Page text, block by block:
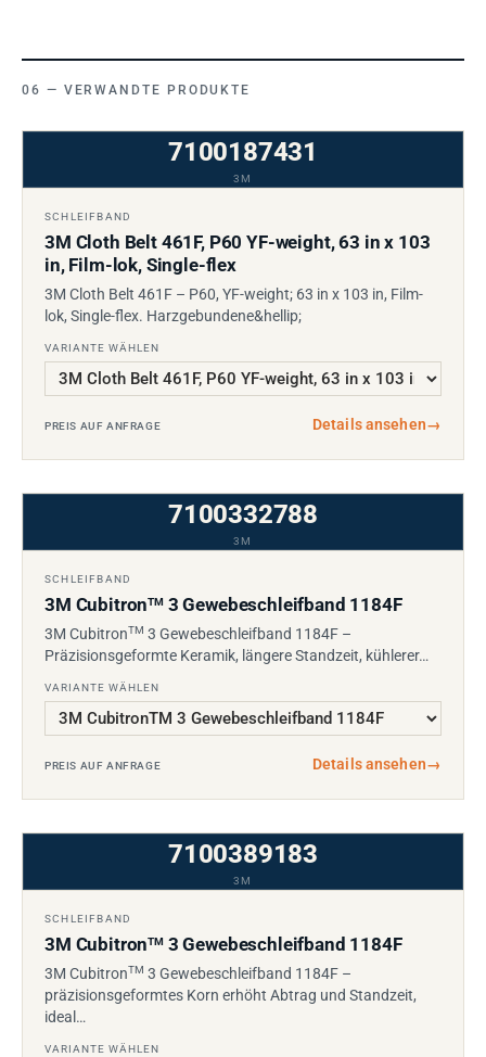
VERWANDTE PRODUKTE
7100187431
3M
SCHLEIFBAND
3M Cloth Belt 461F, P60 YF-weight, 63 in x 103
in, Film-lok, Single-flex
3M Cloth Belt 461F – P60, YF-weight; 63 in x 103 in, Film-
lok, Single-flex. Harzgebundene&hellip;
VARIANTE WÄHLEN
PREIS AUF ANFRAGE Details ansehen→
7100332788
3M
SCHLEIFBAND
3M CubitronTM3 Gewebeschleifband 1184F
3M CubitronTM 3 Gewebeschleifband 1184F –
Präzisionsgeformte Keramik, längere Standzeit, kühlerer…
VARIANTE WÄHLEN
PREIS AUF ANFRAGE Details ansehen→
7100389183
3M
SCHLEIFBAND
3M CubitronTM3 Gewebeschleifband 1184F
3M CubitronTM 3 Gewebeschleifband 1184F –
präzisionsgeformtes Korn erhöht Abtrag und Standzeit,
ideal…
VARIANTE WÄHLEN